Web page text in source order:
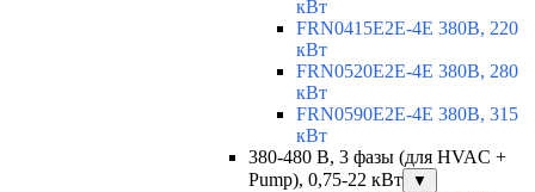
кВт
FRN0415E2E-4E 380В, 220
кВт
FRN0520E2E-4E 380В, 280
кВт
FRN0590E2E-4E 380В, 315
кВт
380-480 В, 3 фазы (для HVAC +
Pump), 0,75-22 кВт
▼